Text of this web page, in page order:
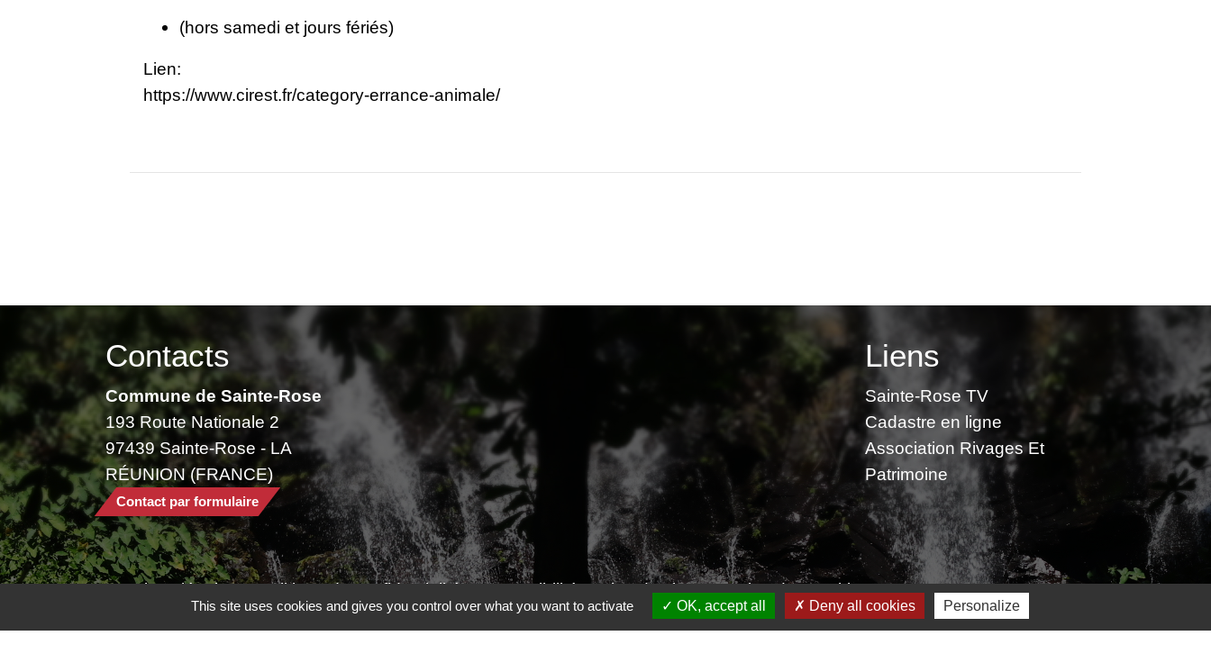
(hors samedi et jours fériés)
Lien:
https://www.cirest.fr/category-errance-animale/
Contacts
Commune de Sainte-Rose
193 Route Nationale 2
97439 Sainte-Rose - LA
RÉUNION (FRANCE)
Contact par formulaire
Liens
Sainte-Rose TV
Cadastre en ligne
Association Rivages Et
Patrimoine
Mentions légales - Politique de confidentialité - Accessibilité - Plan du site - Gestion des cookies
This site uses cookies and gives you control over what you want to activate OK, accept all Deny all cookies Personalize